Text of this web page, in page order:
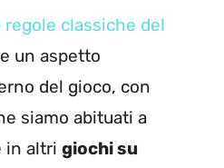
classiche del
un aspetto
del gioco, con
siamo abituati a
in altri giochi su